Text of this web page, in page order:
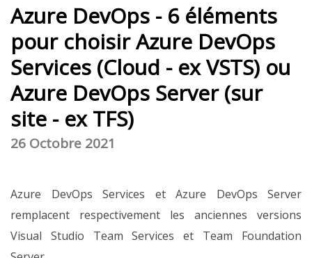
Azure DevOps - 6 éléments
pour choisir Azure DevOps
Services (Cloud - ex VSTS) ou
Azure DevOps Server (sur
site - ex TFS)
26 Octobre 2021
Azure DevOps Services et Azure DevOps Server
remplacent respectivement les anciennes versions
Visual Studio Team Services et Team Foundation